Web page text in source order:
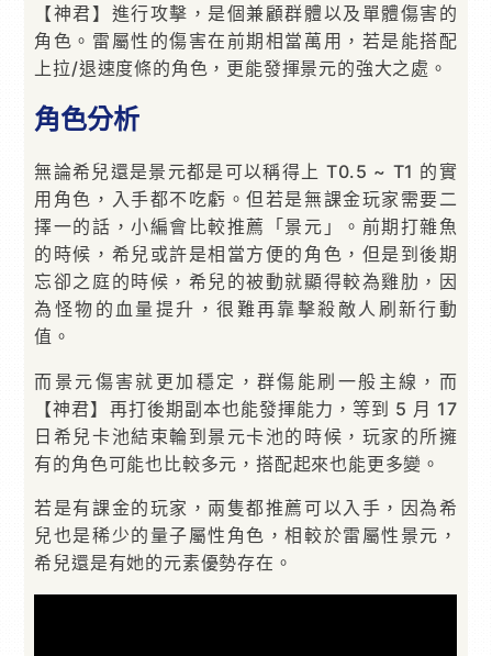
【神君】進行攻擊，是個兼顧群體以及單體傷害的
角色。雷屬性的傷害在前期相當萬用，若是能搭配
上拉/退速度條的角色，更能發揮景元的強大之處。
角色分析
無論希兒還是景元都是可以稱得上 T0.5 ~ T1 的實
用角色，入手都不吃虧。但若是無課金玩家需要二
擇一的話，小編會比較推薦「景元」。前期打雜魚
的時候，希兒或許是相當方便的角色，但是到後期
忘卻之庭的時候，希兒的被動就顯得較為雞肋，因
為怪物的血量提升，很難再靠擊殺敵人刷新行動
值。
而景元傷害就更加穩定，群傷能刷一般主線，而
【神君】再打後期副本也能發揮能力，等到 5 月 17
日希兒卡池結束輪到景元卡池的時候，玩家的所擁
有的角色可能也比較多元，搭配起來也能更多變。
若是有課金的玩家，兩隻都推薦可以入手，因為希
兒也是稀少的量子屬性角色，相較於雷屬性景元，
希兒還是有她的元素優勢存在。